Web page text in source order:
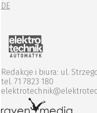
DE
Redakcje i biura: ul.
tel. 71 7823 180